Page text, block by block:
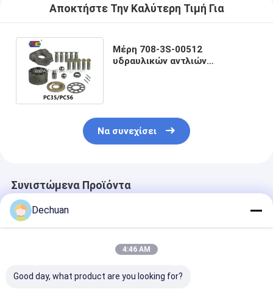
Αποκτήστε Την Καλύτερη Τιμή Για
Μέρη 708-3S-00512
υδραυλικών αντλιών
Να συνεχίσει
Συνιστώμενα Προϊόντα
Dechuan
4:46 AM
Good day, what product are you looking for?